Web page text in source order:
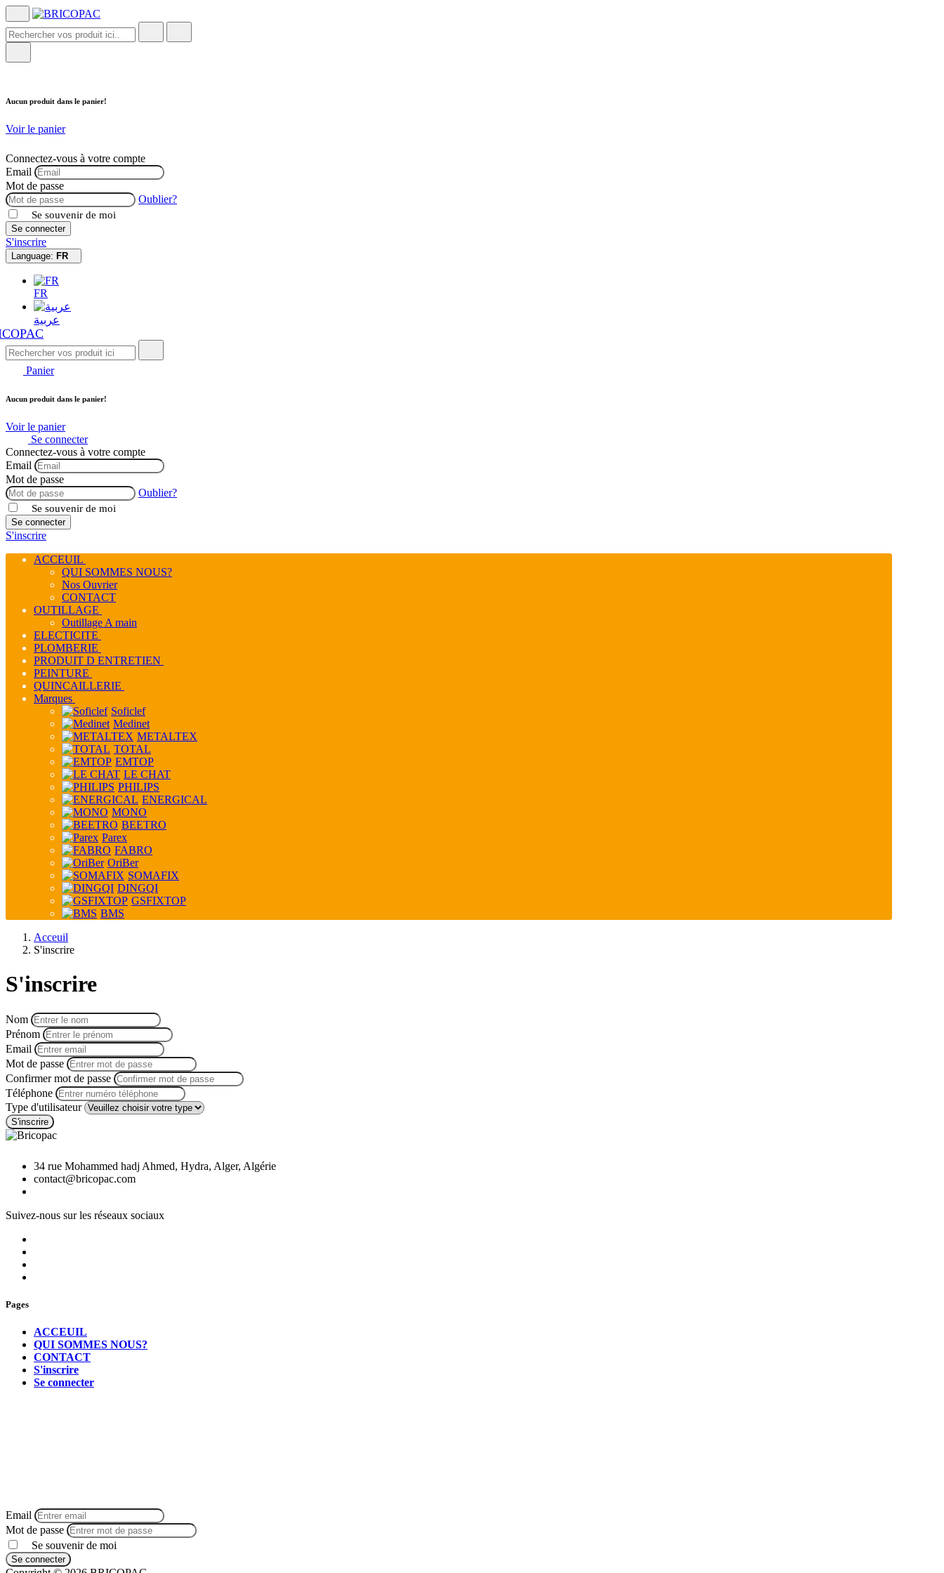
Aucun produit dans le panier!
Voir le panier
Connectez-vous à votre compte
Email
Mot de passe
Oublier?
Se souvenir de moi
Se connecter
S'inscrire
Language: FR
FR
عربية
Panier
Aucun produit dans le panier!
Voir le panier
Se connecter
Connectez-vous à votre compte
Email
Mot de passe
Oublier?
Se souvenir de moi
Se connecter
S'inscrire
ACCEUIL
QUI SOMMES NOUS?
Nos Ouvrier
CONTACT
OUTILLAGE
Outillage A main
ELECTICITE
PLOMBERIE
PRODUIT D ENTRETIEN
PEINTURE
QUINCAILLERIE
Marques
Soficlef
Medinet
METALTEX
TOTAL
EMTOP
LE CHAT
PHILIPS
ENERGICAL
MONO
BEETRO
Parex
FABRO
OriBer
SOMAFIX
DINGQI
GSFIXTOP
BMS
Acceuil
S'inscrire
S'inscrire
Nom
Prénom
Email
Mot de passe
Confirmer mot de passe
Téléphone
Type d'utilisateur
S'inscrire
34 rue Mohammed hadj Ahmed, Hydra, Alger, Algérie
contact@bricopac.com
Suivez-nous sur les réseaux sociaux
Pages
ACCEUIL
QUI SOMMES NOUS?
CONTACT
S'inscrire
Se connecter
Email
Mot de passe
Se souvenir de moi
Se connecter